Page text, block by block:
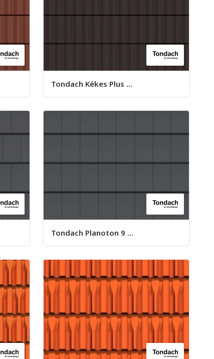
Tondach Kékes Plus ...
Tondach Planoton 9 ...